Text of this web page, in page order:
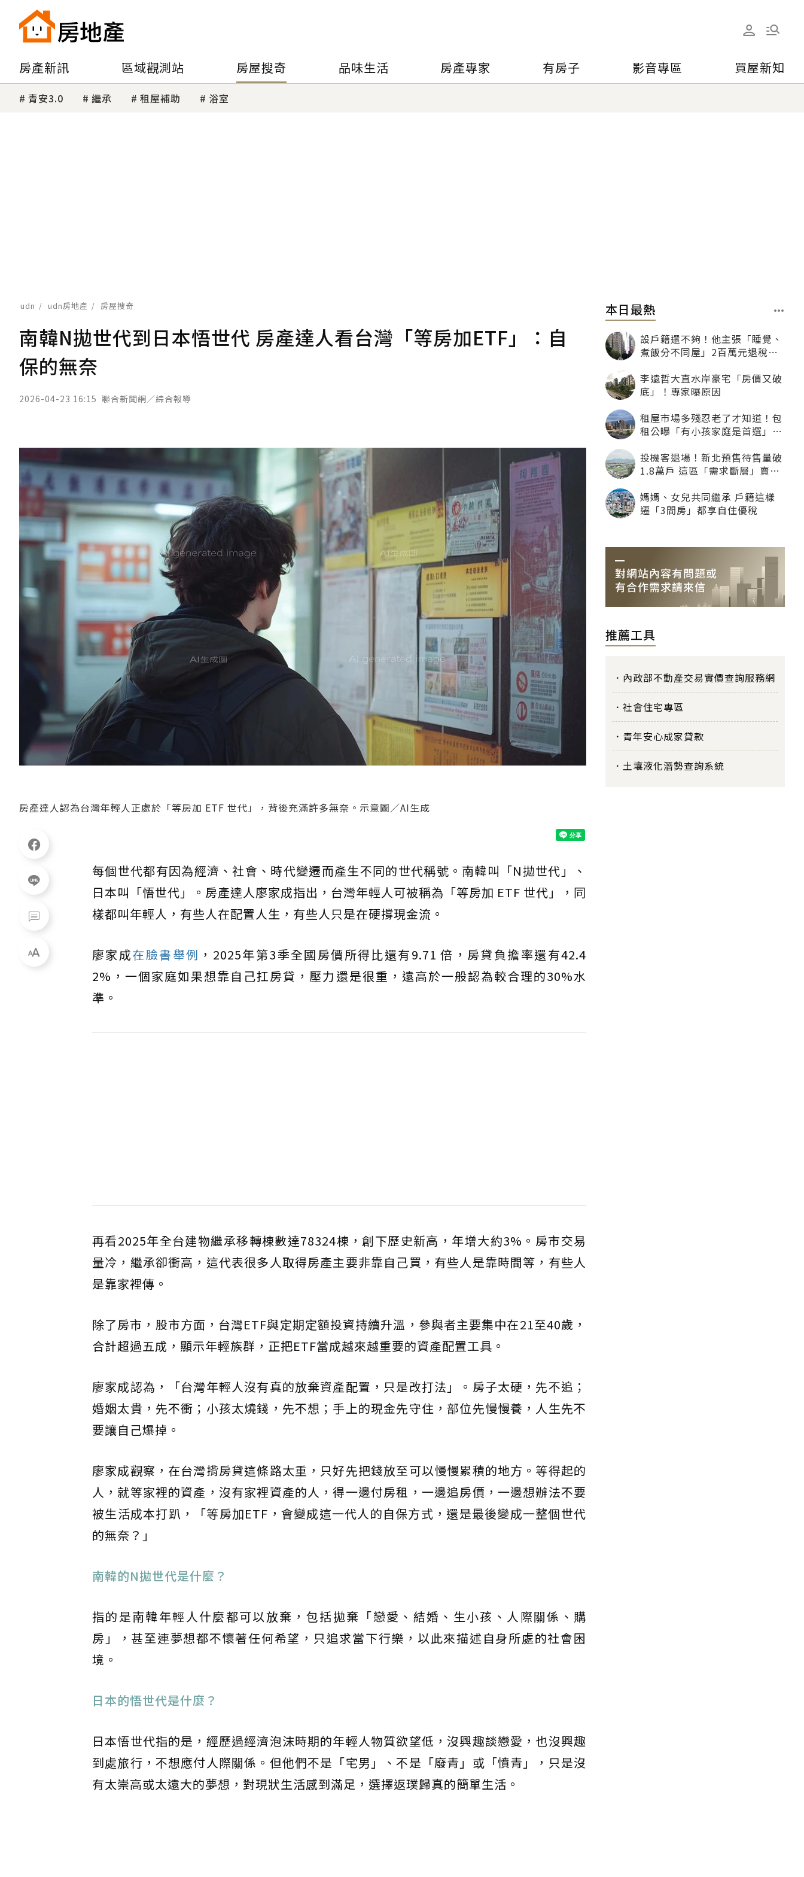
房產新訊 區域觀測站 房屋搜奇 品味生活 房產專家 有房子 影音專區 買屋新知
青安3.0 繼承 租屋補助 浴室
udn udn房地產 房屋搜奇
南韓N拋世代到日本悟世代 房產達人看台灣「等房加ETF」：自
保的無奈
2026-04-23 16:15 聯合新聞網／綜合報導
房產達人認為台灣年輕人正處於「等房加 ETF 世代」，背後充滿許多無奈。示意圖／AI生成
每個世代都有因為經濟、社會、時代變遷而產生不同的世代稱號。南韓叫「N拋世代」、
日本叫「悟世代」。房產達人廖家成指出，台灣年輕人可被稱為「等房加 ETF 世代」，同
樣都叫年輕人，有些人在配置人生，有些人只是在硬撐現金流。
廖家成在臉書舉例 ，2025年第3季全國房價所得比還有9.71 倍，房貸負擔率還有42.4
2%，一個家庭如果想靠自己扛房貸，壓力還是很重，遠高於一般認為較合理的30%水
準。
再看2025年全台建物繼承移轉棟數達78324棟，創下歷史新高，年增大約3%。房市交易
量冷，繼承卻衝高，這代表很多人取得房產主要非靠自己買，有些人是靠時間等，有些人
是靠家裡傳。
除了房市，股市方面，台灣ETF與定期定額投資持續升溫，參與者主要集中在21至40歲，
合計超過五成，顯示年輕族群，正把ETF當成越來越重要的資產配置工具。
廖家成認為，「台灣年輕人沒有真的放棄資產配置，只是改打法」。房子太硬，先不追；
婚姻太貴，先不衝；小孩太燒錢，先不想；手上的現金先守住，部位先慢慢養，人生先不
要讓自己爆掉。
廖家成觀察，在台灣揹房貸這條路太重，只好先把錢放至可以慢慢累積的地方。等得起的
人，就等家裡的資產，沒有家裡資產的人，得一邊付房租，一邊追房價，一邊想辦法不要
被生活成本打趴，「等房加ETF，會變成這一代人的自保方式，還是最後變成一整個世代
的無奈？」
南韓的N拋世代是什麼？
指的是南韓年輕人什麼都可以放棄，包括拋棄「戀愛、結婚、生小孩、人際關係、購
房」，甚至連夢想都不懷著任何希望，只追求當下行樂，以此來描述自身所處的社會困
境。
日本的悟世代是什麼？
日本悟世代指的是，經歷過經濟泡沫時期的年輕人物質欲望低，沒興趣談戀愛，也沒興趣
到處旅行，不想應付人際關係。但他們不是「宅男」、不是「廢青」或「憤青」，只是沒
有太崇高或太遠大的夢想，對現狀生活感到滿足，選擇返璞歸真的簡單生活。
本日最熱
設戶籍還不夠！他主張「睡覺、
煮飯分不同屋」2百萬元退稅照
李遠哲大直水岸豪宅「房價又破
底」！專家曝原因
租屋市場多殘忍老了才知道！包
租公曝「有小孩家庭是首選」：
投機客退場！新北預售待售量破
1.8萬戶 這區「需求斷層」賣壓
媽媽、女兒共同繼承 戶籍這樣
遷「3間房」都享自住優稅
推薦工具
內政部不動產交易實價查詢服務網
社會住宅專區
青年安心成家貸款
土壤液化潛勢查詢系統